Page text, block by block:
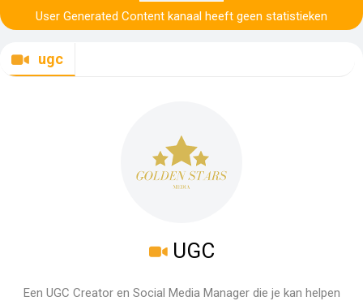
User Generated Content kanaal heeft geen statistieken
ugc
UGC
Een UGC Creator en Social Media Manager die je kan helpen